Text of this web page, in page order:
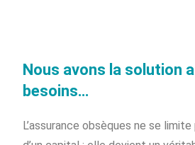
Nous avons la solution
besoins…
L’assurance obsèques ne se